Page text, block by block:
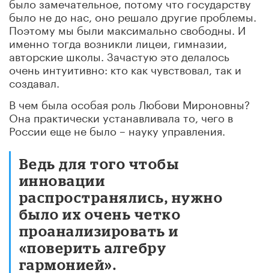
было не до нас, оно решало другие проблемы.
Поэтому мы были максимально свободны. И
именно тогда возникли лицеи, гимназии,
авторские школы. Зачастую это делалось
очень интуитивно: кто как чувствовал, так и
создавал.
В чем была особая роль Любови Мироновны?
Она практически устанавливала то, чего в
России еще не было – науку управления.
Ведь для того чтобы
инновации
распространялись, нужно
было их очень четко
проанализировать и
«поверить алгебру
гармонией».